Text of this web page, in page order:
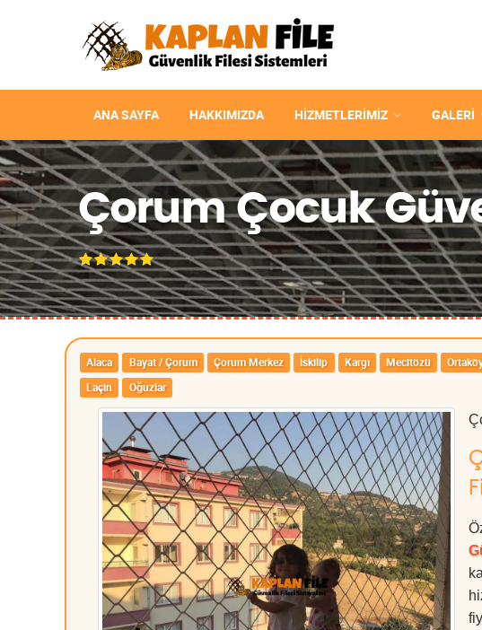
ANA SAYFA HAKKIMIZDA HIZMETLERIMIZ GALERİ
Çorum Çocuk
Alaca Bayat / Çorum Çorum Merkez İskilip Kargı Mecitözü
Laçin
Oğuzlar